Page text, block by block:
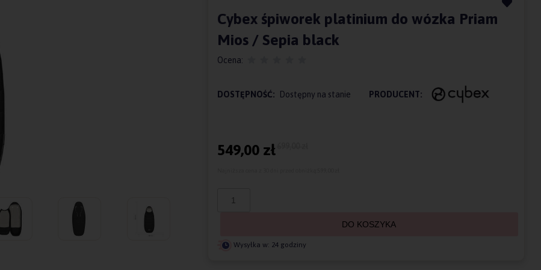
Cybex śpiworek platinium do wózka Priam
Mios / Sepia black
Ocena:
DOSTĘPNOŚĆ: Dostępny na stanie PRODUCENT:
549,00 zł
DO KOSZYKA
Wysyłka w: 24 godziny